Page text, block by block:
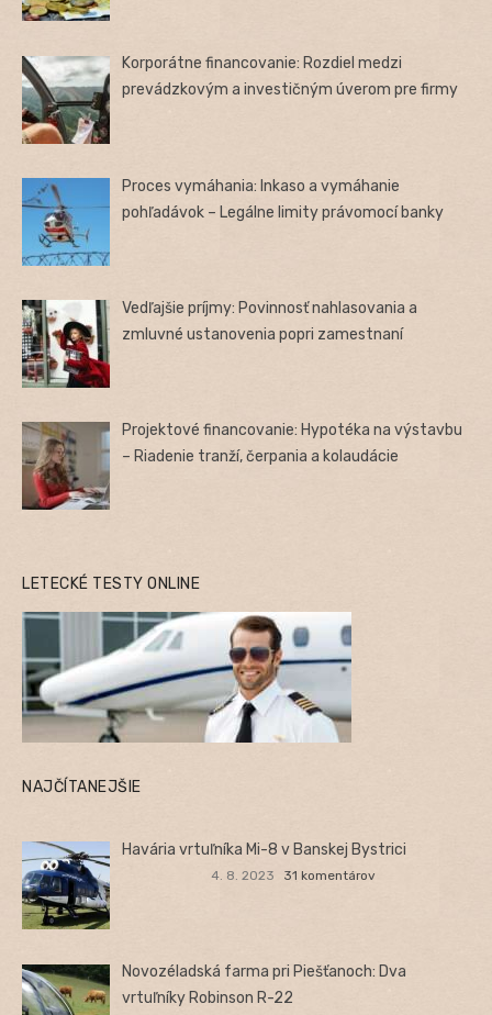
Korporátne financovanie: Rozdiel medzi
prevádzkovým a investičným úverom pre firmy
Proces vymáhania: Inkaso a vymáhanie
pohľadávok – Legálne limity právomocí banky
Vedľajšie príjmy: Povinnosť nahlasovania a
zmluvné ustanovenia popri zamestnaní
Projektové financovanie: Hypotéka na výstavbu
– Riadenie tranží, čerpania a kolaudácie
LETECKÉ TESTY ONLINE
NAJČÍTANEJŠIE
Havária vrtuľníka Mi-8 v Banskej Bystrici
4. 8. 2023 31 komentárov
Novozéladská farma pri Piešťanoch: Dva
vrtuľníky Robinson R-22